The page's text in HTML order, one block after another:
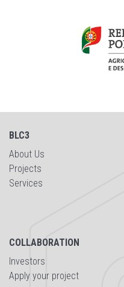
BLC3
About Us
Projects
Services
COLLABORATION
Investors
Apply your project